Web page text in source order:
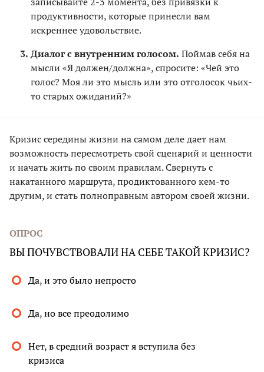
продуктивности, которые принесли вам
искреннее удовольствие.
Диалог с внутренним голосом. Поймав себя на
мысли «Я должен/должна», спросите: «Чей это
голос? Моя ли это мысль или это отголосок чьих-
то старых ожиданий?»
Кризис середины жизни на самом деле дает нам
возможность пересмотреть свой сценарий и ценности
и начать жить по своим правилам. Свернуть с
накатанного маршрута, продиктованного кем-то
другим, и стать полноправным автором своей жизни.
ОПРОС
ВЫ ПОЧУВСТВОВАЛИ НА СЕБЕ ТАКОЙ КРИЗИС?
Да, и это было непросто
Да, но все преодолимо
Нет, в средний возраст я вступила без
кризиса